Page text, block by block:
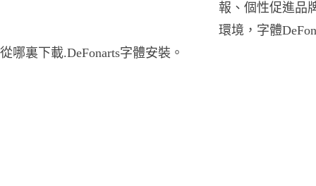
報、個性促進品
環境，字體
從哪裏下載.DeFonarts字體安裝。